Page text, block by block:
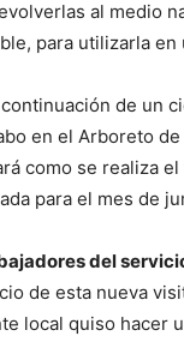
al medio
para utilizarla en
de un
en el Arboreto
como se realiza
para el mes de
del
de esta nueva
local quiso hacer